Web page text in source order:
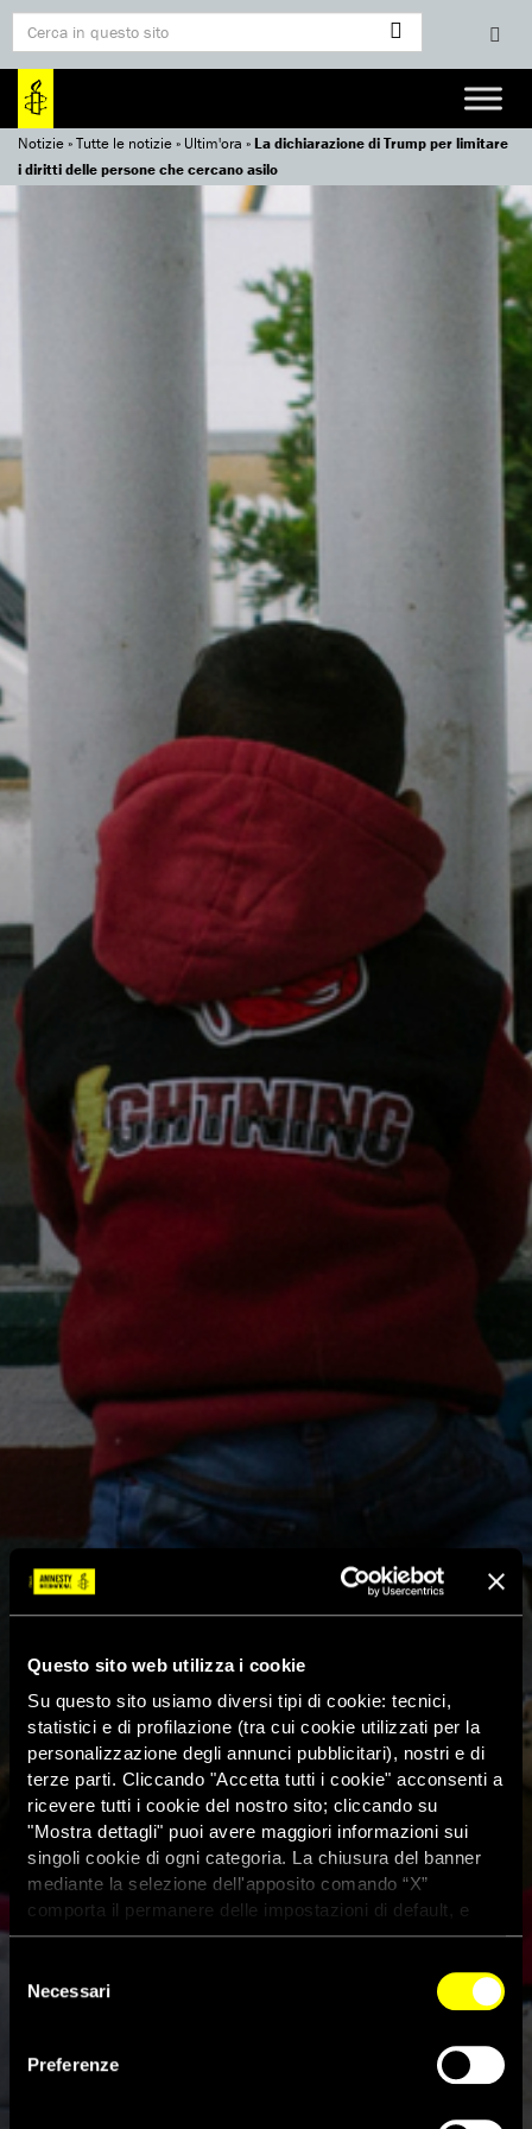
Questo sito web utilizza i cookie
Su questo sito usiamo diversi tipi di cookie: tecnici,
statistici e di profilazione (tra cui cookie utilizzati per la
personalizzazione degli annunci pubblicitari), nostri e di
terze parti. Cliccando "Accetta tutti i cookie" acconsenti a
ricevere tutti i cookie del nostro sito; cliccando su
"Mostra dettagli" puoi avere maggiori informazioni sui
singoli cookie di ogni categoria. La chiusura del banner
mediante la selezione dell'apposito comando “X”
comporta il permanere delle impostazioni di default, e
dunque la continuazione della navigazione con i cookie
dei cookie attivi sul sito clicca
delNecessari
Preferenze
Notizie»Tutte le notizie» Ultim'ora »La dichiarazione di Trump per limitare
i diritti delle persone che cercano asilo
La dichiarazione di Trump per
limitare i diritti delle persone